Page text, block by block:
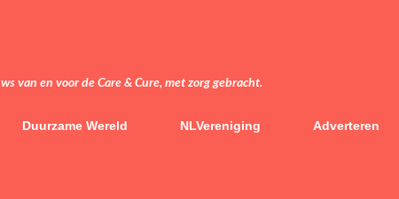
van en voor de Care & Cure, met zorg gebracht.
Duurzame Wereld NLVereniging Adverteren